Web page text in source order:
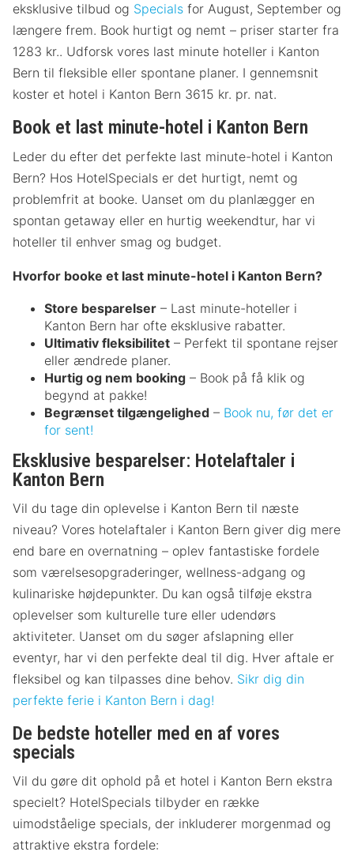
eksklusive tilbud og Specials for August, September og
længere frem. Book hurtigt og nemt – priser starter fra
1283 kr.. Udforsk vores last minute hoteller i Kanton
Bern til fleksible eller spontane planer. I gennemsnit
koster et hotel i Kanton Bern 3615 kr. pr. nat.
Book et last minute-hotel i Kanton Bern
Leder du efter det perfekte last minute-hotel i Kanton
Bern? Hos HotelSpecials er det hurtigt, nemt og
problemfrit at booke. Uanset om du planlægger en
spontan getaway eller en hurtig weekendtur, har vi
hoteller til enhver smag og budget.
Hvorfor booke et last minute-hotel i Kanton Bern?
Store besparelser – Last minute-hoteller i
Kanton Bern har ofte eksklusive rabatter.
Ultimativ fleksibilitet – Perfekt til spontane rejser
eller ændrede planer.
Hurtig og nem booking – Book på få klik og
begynd at pakke!
Begrænset tilgængelighed – Book nu, før det er
for sent!
Eksklusive besparelser: Hotelaftaler i
Kanton Bern
Vil du tage din oplevelse i Kanton Bern til næste
niveau? Vores hotelaftaler i Kanton Bern giver dig mere
end bare en overnatning – oplev fantastiske fordele
som værelsesopgraderinger, wellness-adgang og
kulinariske højdepunkter. Du kan også tilføje ekstra
oplevelser som kulturelle ture eller udendørs
aktiviteter. Uanset om du søger afslapning eller
eventyr, har vi den perfekte deal til dig. Hver aftale er
fleksibel og kan tilpasses dine behov. Sikr dig din
perfekte ferie i Kanton Bern i dag!
De bedste hoteller med en af vores
specials
Vil du gøre dit ophold på et hotel i Kanton Bern ekstra
specielt? HotelSpecials tilbyder en række
uimodståelige specials, der inkluderer morgenmad og
attraktive ekstra fordele: